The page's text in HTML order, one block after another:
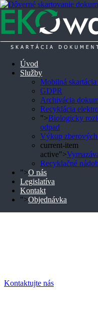
Úvod
Služby
Mobilná
GDPR
Archivácia
Recyklácia
">Biologicky
odpad
Výkup
current-item
active">
Recyklačné
">O nás
Legislatíva
Kontakt
">Objednávka
zničenie
v tomto
Kontaktujte nás